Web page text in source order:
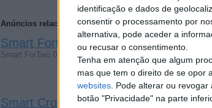
identificação e dados de
consentir o processamento por
alternativa, pode aceder a
ou recusar o consentimento.
Tenha em atenção que algum
mas que tem o direito de se opor
websites . Pode alterar ou
botão "Privacidade" na parte
Anúncios relacionados
Smart Fortwo 2018(Machada, Vila Real)
Smart ForTwo 0.9 Prime 90 Aut. (18 000 km) 4500 EUR
Smart Crossblade 2012(Adaufe, Aveiro)